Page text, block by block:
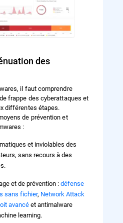
des
il faut comprendre
frappe des cyberattaques et
différentes étapes.
de prévention et
:
et inviolables des
sans recours à des
et de prévention :défense
sans fichier, Network Attack
avancéet antimalware
learning.